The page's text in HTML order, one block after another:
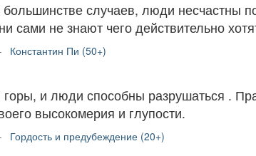
случаев, люди несчастны
сами не знают чего действительно
Константин Пи (50+)
горы, и люди способны разрушаться .
высокомерия и глупости.
Гордость и предубеждение (20+)